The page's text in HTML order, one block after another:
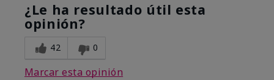
¿Le ha resultado útil esta
opinión?
42 0
Marcar esta opinión